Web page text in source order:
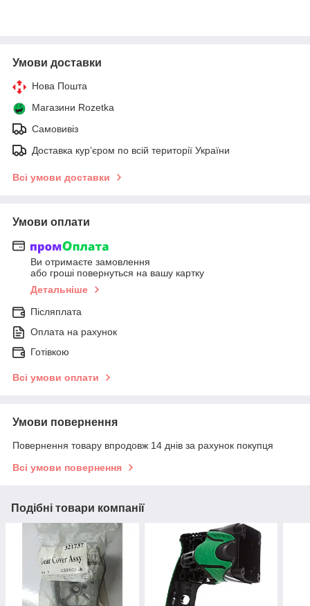
Умови доставки
Нова Пошта
Магазини Rozetka
Самовивіз
Доставка кур’єром по всій території України
Всі умови доставки
Умови оплати
Ви отримаєте замовлення
або гроші повернуться на вашу картку
Детальніше
Післяплата
Оплата на рахунок
Готівкою
Всі умови оплати
Умови повернення
Повернення товару впродовж 14 днів за рахунок покупця
Всі умови повернення
Подібні товари компанії